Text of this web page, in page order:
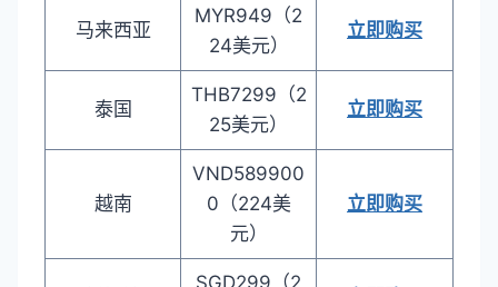
马来西亚
MYR949（2
24美元）
立即购买
泰国
THB7299（2
25美元）
立即购买
越南
VND589900
0（224美
元）
立即购买
SGD299（2